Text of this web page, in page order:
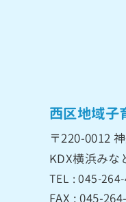
西区地域子
〒220-0012
KDX横浜みな
TEL : 045-
FAX : 045-